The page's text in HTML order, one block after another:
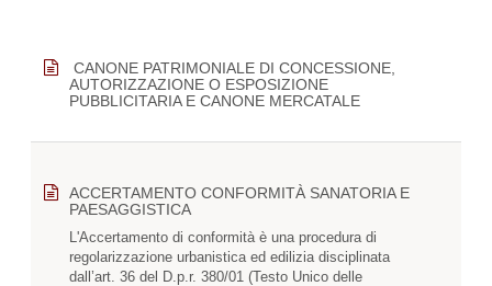
CANONE PATRIMONIALE DI CONCESSIONE,
AUTORIZZAZIONE O ESPOSIZIONE
PUBBLICITARIA E CANONE MERCATALE
ACCERTAMENTO CONFORMITÀ SANATORIA E
PAESAGGISTICA
L'Accertamento di conformità è una procedura di
regolarizzazione urbanistica ed edilizia disciplinata
dall’art. 36 del D.p.r. 380/01 (Testo Unico delle